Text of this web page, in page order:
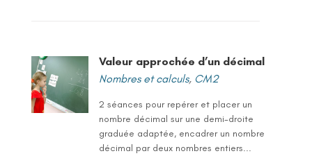
Valeur approchée d’un décimal
Nombres et calculs, CM2
2 séances pour repérer et placer un
nombre décimal sur une demi-droite
graduée adaptée, encadrer un nombre
décimal par deux nombres entiers...